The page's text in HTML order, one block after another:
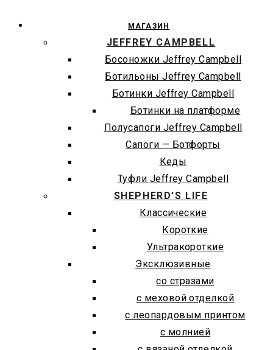
МАГАЗИН
JEFFREY CAMPBELL
Босоножки Jeffrey Campbell
Ботильоны Jeffrey Campbell
Ботинки Jeffrey Campbell
Ботинки на платформе
Полусапоги Jeffrey Campbell
Сапоги — Ботфорты
Кеды
Туфли Jeffrey Campbell
SHEPHERD’S LIFE
Классические
Короткие
Ультракороткие
Эксклюзивные
со стразами
с меховой отделкой
с леопардовым принтом
с молнией